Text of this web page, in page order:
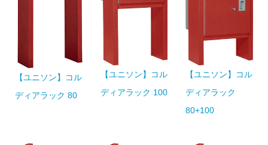
【ユニソン】コル
ディアラック 80
【ユニソン】コル
ディアラック 100
【ユニソン】コル
ディアラック
80+100